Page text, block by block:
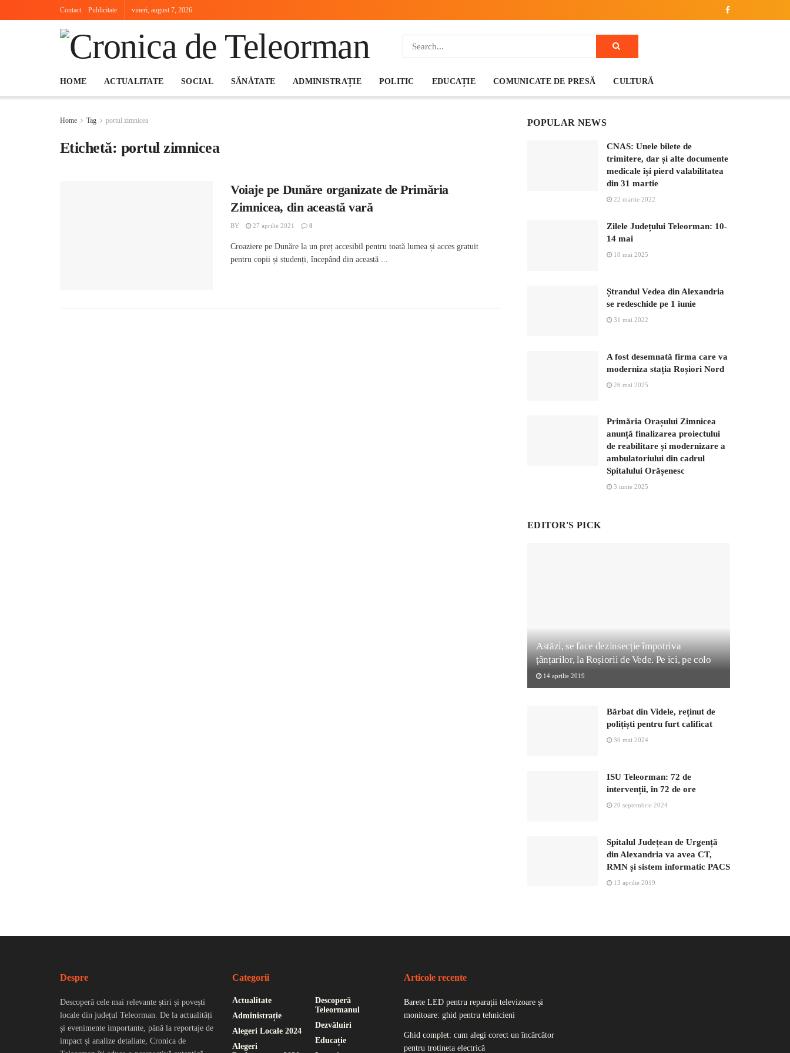
Contact Publicitate vineri, august 7, 2026
HOME ACTUALITATE SOCIAL SĂNĂTATE ADMINISTRAȚIE POLITIC EDUCAȚIE COMUNICATE DE PRESĂ CULTURĂ
Home Tag portul zimnicea
Etichetă: portul zimnicea
Voiaje pe Dunăre organizate de Primăria
Zimnicea, din această vară
BY 27 aprilie 2021 0
Croaziere pe Dunăre la un preț accesibil pentru toată lumea și acces gratuit
pentru copii și studenți, începând din această ...
POPULAR NEWS
CNAS: Unele bilete de
trimitere, dar și alte documente
medicale își pierd valabilitatea
din 31 martie
22 martie 2022
Zilele Județului Teleorman: 10-
14 mai
10 mai 2025
Ștrandul Vedea din Alexandria
se redeschide pe 1 iunie
31 mai 2022
A fost desemnată firma care va
moderniza stația Roșiori Nord
26 mai 2025
Primăria Orașului Zimnicea
anunță finalizarea proiectului
de reabilitare și modernizare a
ambulatoriului din cadrul
Spitalului Orășenesc
3 iunie 2025
EDITOR'S PICK
Astăzi, se face dezinsecție împotriva
țânțarilor, la Roșiorii de Vede. Pe ici, pe colo
14 aprilie 2019
Bărbat din Videle, reținut de
polițiști pentru furt calificat
30 mai 2024
ISU Teleorman: 72 de
intervenții, în 72 de ore
20 septembrie 2024
Spitalul Județean de Urgență
din Alexandria va avea CT,
RMN și sistem informatic PACS
13 aprilie 2019
Despre
Descoperă cele mai relevante știri și povești
locale din județul Teleorman. De la actualități
și evenimente importante, până la reportaje de
impact și analize detaliate, Cronica de
Categorii
Actualitate
Administrație
Alegeri Locale 2024
Alegeri
Descoperă
Teleormanul
Dezvăluiri
Educație
Articole recente
Barete LED pentru reparații televizoare și
monitoare: ghid pentru tehnicieni
Ghid complet: cum alegi corect un încărcător
pentru trotineta electrică